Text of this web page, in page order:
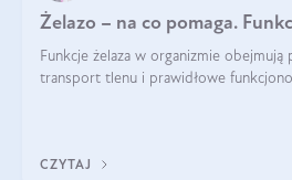
Żelazo – na co pomaga.
Funkcje żelaza w organizmie
transport tlenu i prawidłowe
CZYTAJ